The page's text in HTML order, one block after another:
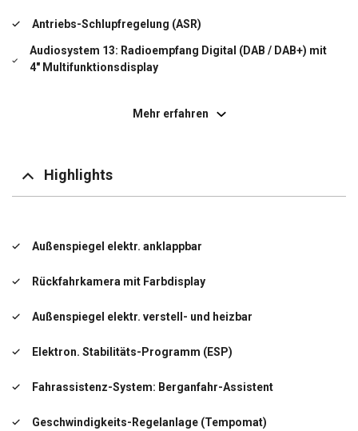
Antriebs-Schlupfregelung (ASR)
Audiosystem 13: Radioempfang Digital (DAB / DAB+) mit
4" Multifunktionsdisplay
Elektr. Bremskraftverteilung (EBD)
Mehr erfahren
Highlights
Außenspiegel elektr. anklappbar
Rückfahrkamera mit Farbdisplay
Außenspiegel elektr. verstell- und heizbar
Elektron. Stabilitäts-Programm (ESP)
Fahrassistenz-System: Berganfahr-Assistent
Geschwindigkeits-Regelanlage (Tempomat)